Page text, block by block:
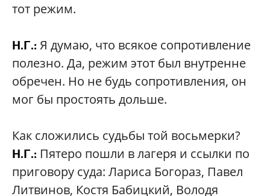
тот режим.
Н.Г.:Я думаю, что всякое сопротивление
полезно. Да, режим этот был внутренне
обречен. Но не будь сопротивления, он
мог бы простоять дольше.
Как сложились судьбы той восьмерки?
Н.Г.: Пятеро пошли в лагеря и ссылки по
приговору суда: Лариса Богораз, Павел
Литвинов, Костя Бабицкий, Володя